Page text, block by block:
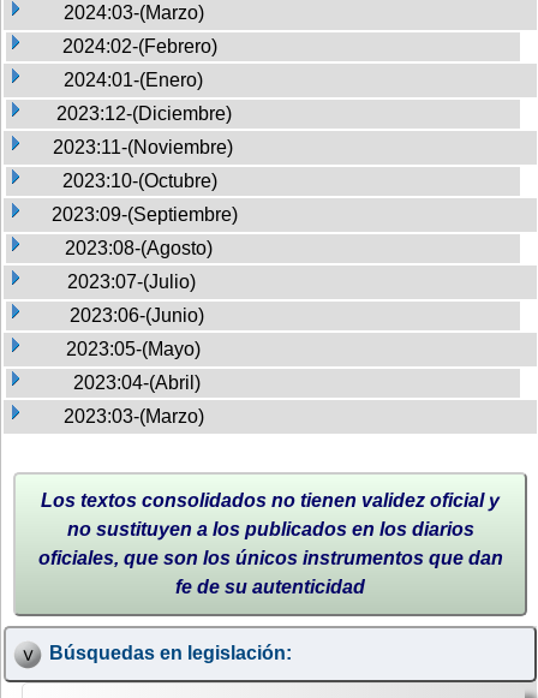
2024:03-(Marzo)
2024:02-(Febrero)
2024:01-(Enero)
2023:12-(Diciembre)
2023:11-(Noviembre)
2023:10-(Octubre)
2023:09-(Septiembre)
2023:08-(Agosto)
2023:07-(Julio)
2023:06-(Junio)
2023:05-(Mayo)
2023:04-(Abril)
2023:03-(Marzo)
Los textos consolidados no tienen validez oficial y
no sustituyen a los publicados en los diarios
oficiales, que son los únicos instrumentos que dan
fe de su autenticidad
Búsquedas en legislación: